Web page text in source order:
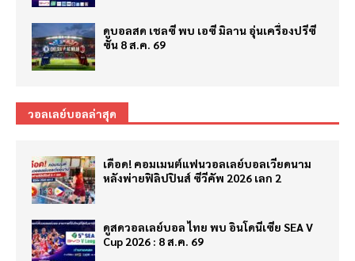
ดูบอลสด เชลซี พบ เอซี มิลาน อุ่นเครื่องปรีซี
ซั่น 8 ส.ค. 69
วอลเลย์บอลล่าสุด
เดือด! คอมเมนต์แฟนวอลเลย์บอลเวียดนาม
หลังพ่ายฟิลิปปินส์ ซีวีคัพ 2026 เลก 2
ดูสดวอลเลย์บอล ไทย พบ อินโดนีเซีย SEA V
Cup 2026 : 8 ส.ค. 69